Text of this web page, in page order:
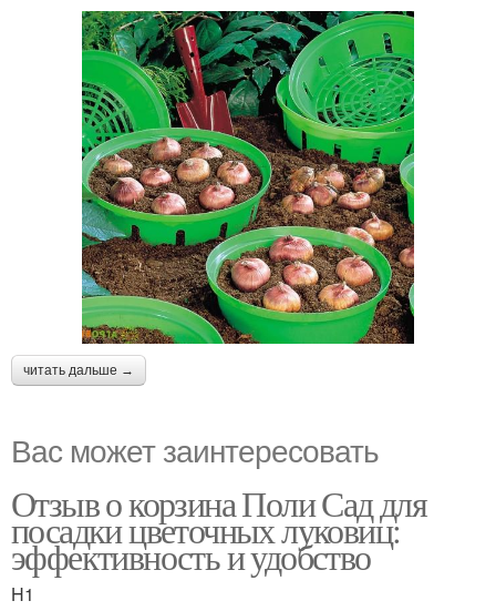
читать дальше →
Вас может заинтересовать
Отзыв о корзина Поли Сад для
посадки цветочных луковиц:
эффективность и удобство
H1